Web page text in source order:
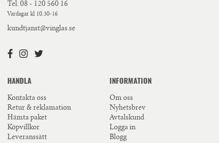
Tel. 08 - 120 560 16
Vardagar kl 10.30-16
kundtjanst@vinglas.se
HANDLA
Kontakta oss
Retur & reklamation
Hämta paket
Köpvillkor
Leveranssätt
INFORMATION
Om oss
Nyhetsbrev
Avtalskund
Logga in
Blogg